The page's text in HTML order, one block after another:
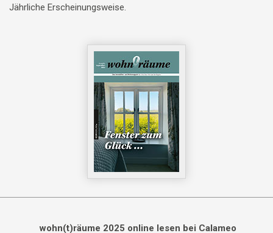
Jährliche Erscheinungsweise.
wohn(t)räume 2025 online lesen bei Calameo